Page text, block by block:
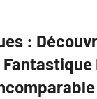
: